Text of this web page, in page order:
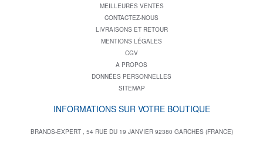
MEILLEURES VENTES
CONTACTEZ-NOUS
LIVRAISONS ET RETOUR
MENTIONS LÉGALES
CGV
A PROPOS
DONNÉES PERSONNELLES
SITEMAP
INFORMATIONS SUR VOTRE BOUTIQUE
BRANDS-EXPERT , 54 RUE DU 19 JANVIER 92380 GARCHES (FRANCE)